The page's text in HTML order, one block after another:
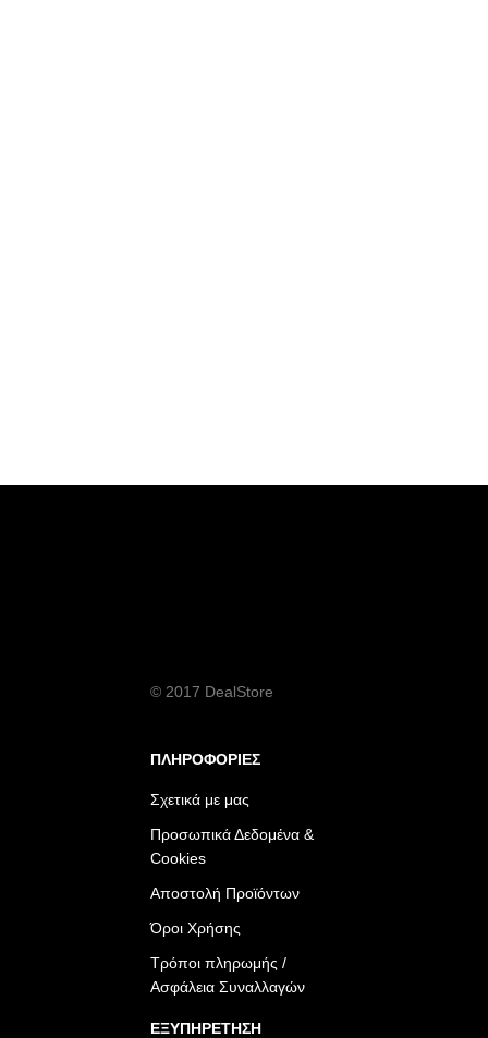
© 2017 DealStore
ΠΛΗΡΟΦΟΡΙΕΣ
Σχετικά με μας
Προσωπικά Δεδομένα &
Cookies
Αποστολή Προϊόντων
Όροι Χρήσης
Τρόποι πληρωμής /
Ασφάλεια Συναλλαγών
ΕΞΥΠΗΡΕΤΗΣΗ